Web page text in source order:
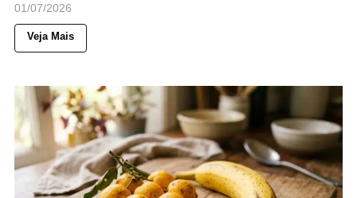
01/07/2026
Veja Mais